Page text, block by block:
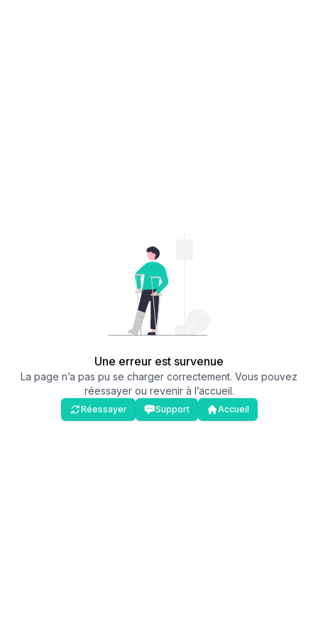
Une erreur est survenue
La page n’a pas pu se charger correctement. Vous pouvez
réessayer ou revenir à l’accueil.
Réessayer Support Accueil